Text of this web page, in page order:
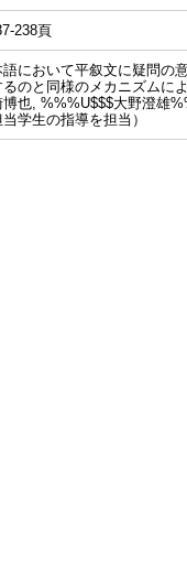
238頁
語において平叙文に疑問の
のと同様のメカニズムに
博也, %%%U$$$大野澄雄
当学生の指導を担当）